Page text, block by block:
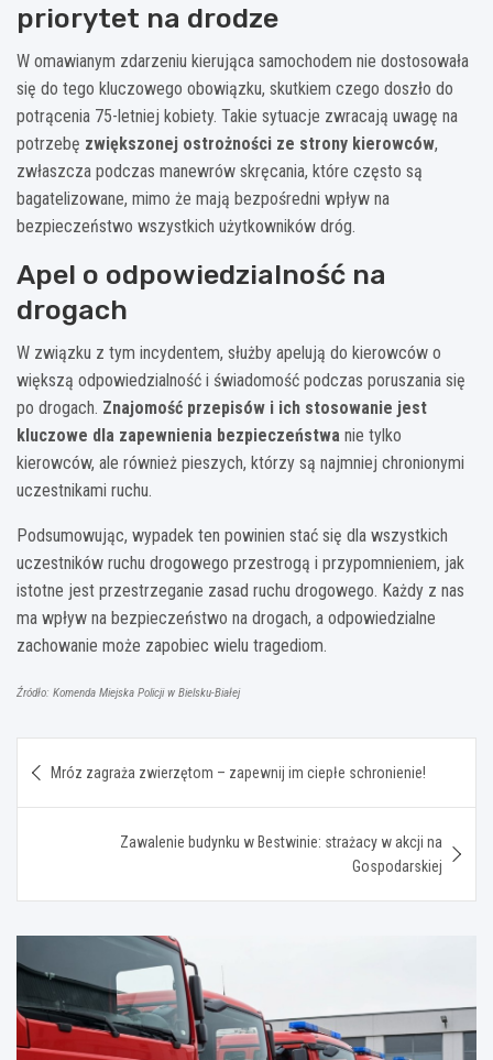
priorytet na drodze
W omawianym zdarzeniu kierująca samochodem nie dostosowała
się do tego kluczowego obowiązku, skutkiem czego doszło do
potrącenia 75-letniej kobiety. Takie sytuacje zwracają uwagę na
potrzebę zwiększonej ostrożności ze strony kierowców,
zwłaszcza podczas manewrów skręcania, które często są
bagatelizowane, mimo że mają bezpośredni wpływ na
bezpieczeństwo wszystkich użytkowników dróg.
Apel o odpowiedzialność na
drogach
W związku z tym incydentem, służby apelują do kierowców o
większą odpowiedzialność i świadomość podczas poruszania się
po drogach. Znajomość przepisów i ich stosowanie jest
kluczowe dla zapewnienia bezpieczeństwa nie tylko
kierowców, ale również pieszych, którzy są najmniej chronionymi
uczestnikami ruchu.
Podsumowując, wypadek ten powinien stać się dla wszystkich
uczestników ruchu drogowego przestrogą i przypomnieniem, jak
istotne jest przestrzeganie zasad ruchu drogowego. Każdy z nas
ma wpływ na bezpieczeństwo na drogach, a odpowiedzialne
zachowanie może zapobiec wielu tragediom.
Źródło: Komenda Miejska Policji w Bielsku-Białej
wpisu
Mróz zagraża zwierzętom – zapewnij im ciepłe schronienie!
Zawalenie budynku w Bestwinie: strażacy w akcji na
Gospodarskiej